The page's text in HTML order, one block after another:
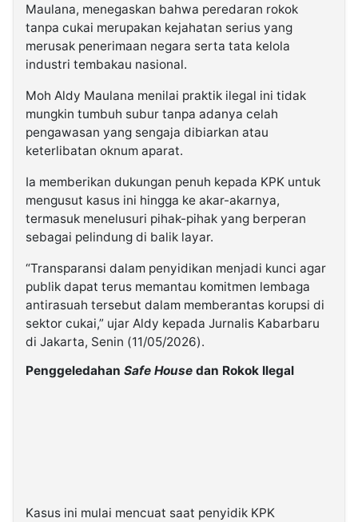
Maulana, menegaskan bahwa peredaran rokok
tanpa cukai merupakan kejahatan serius yang
merusak penerimaan negara serta tata kelola
industri tembakau nasional.
Moh Aldy Maulana menilai praktik ilegal ini tidak
mungkin tumbuh subur tanpa adanya celah
pengawasan yang sengaja dibiarkan atau
keterlibatan oknum aparat.
Ia memberikan dukungan penuh kepada KPK untuk
mengusut kasus ini hingga ke akar-akarnya,
termasuk menelusuri pihak-pihak yang berperan
sebagai pelindung di balik layar.
“Transparansi dalam penyidikan menjadi kunci agar
publik dapat terus memantau komitmen lembaga
antirasuah tersebut dalam memberantas korupsi di
sektor cukai,” ujar Aldy kepada Jurnalis Kabarbaru
di Jakarta, Senin (11/05/2026).
Penggeledahan Safe House dan Rokok Ilegal
Kasus ini mulai mencuat saat penyidik KPK